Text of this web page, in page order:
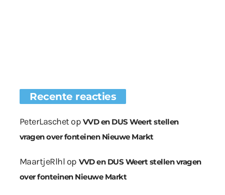
Recente reacties
PeterLaschetop VVD en DUS Weert stellen
vragen over fonteinen Nieuwe Markt
MaartjeRlhl op VVD en DUS Weert stellen vragen
over fonteinen Nieuwe Markt